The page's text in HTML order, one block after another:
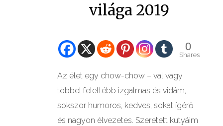
világa 2019
0
Shares
Az élet egy chow-chow – val vagy
többel felettébb izgalmas és vidám,
sokszor humoros, kedves, sokat ígérő
és nagyon élvezetes. Szeretett kutyáim